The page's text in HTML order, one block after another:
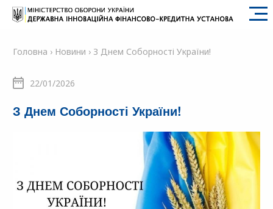
SFII
Головна › Новини › З Днем Соборності України!
22/01/2026
З Днем Соборності України!